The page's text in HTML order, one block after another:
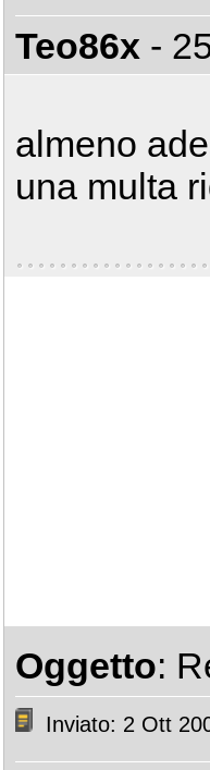
Teo86x -
almeno
una multa
Oggetto:
Inviato: 2 Ott